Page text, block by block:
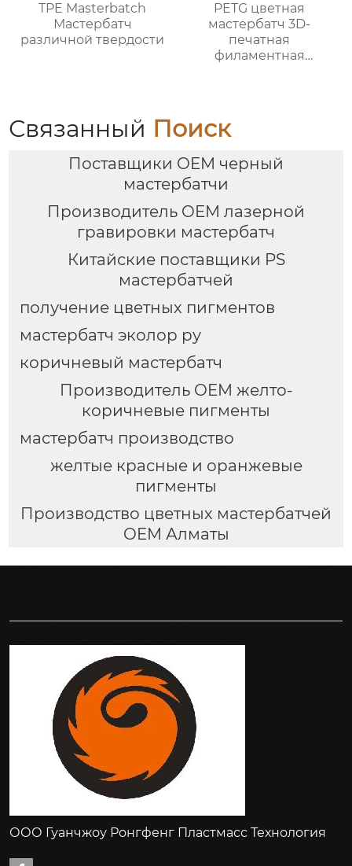
TPE Masterbatch
Мастербатч
различной твердости
PETG цветная
мастербатч 3D-
печатная
филаментная
Связанный Поиск
Поставщики OEM черный
мастербатчи
Производитель OEM лазерной
гравировки мастербатч
Китайские поставщики PS
мастербатчей
получение цветных пигментов
мастербатч эколор ру
коричневый мастербатч
Производитель OEM желто-
коричневые пигменты
мастербатч производство
желтые красные и оранжевые
пигменты
Производство цветных мастербатчей
OEM Алматы
ООО Гуанчжоу Ронгфенг Пластмасс Технология